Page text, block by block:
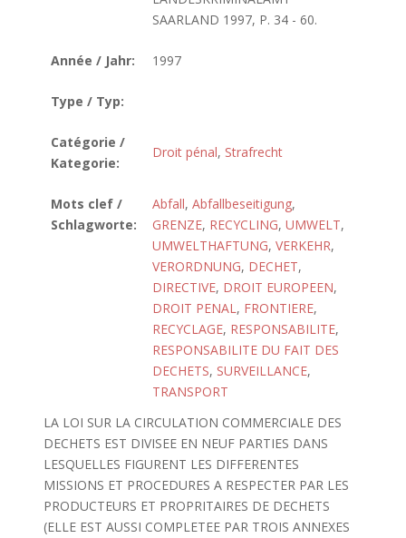
SAARLAND 1997, P. 34 - 60.
Année / Jahr: 1997
Type / Typ:
Catégorie /
Kategorie:
Droit pénal, Strafrecht
Mots clef /
Schlagworte:
Abfall, Abfallbeseitigung,
GRENZE, RECYCLING, UMWELT,
UMWELTHAFTUNG, VERKEHR,
VERORDNUNG, DECHET,
DIRECTIVE, DROIT EUROPEEN,
DROIT PENAL, FRONTIERE,
RECYCLAGE, RESPONSABILITE,
RESPONSABILITE DU FAIT DES
DECHETS, SURVEILLANCE,
TRANSPORT
LA LOI SUR LA CIRCULATION COMMERCIALE DES
DECHETS EST DIVISEE EN NEUF PARTIES DANS
LESQUELLES FIGURENT LES DIFFERENTES
MISSIONS ET PROCEDURES A RESPECTER PAR LES
PRODUCTEURS ET PROPRITAIRES DE DECHETS
(ELLE EST AUSSI COMPLETEE PAR TROIS ANNEXES